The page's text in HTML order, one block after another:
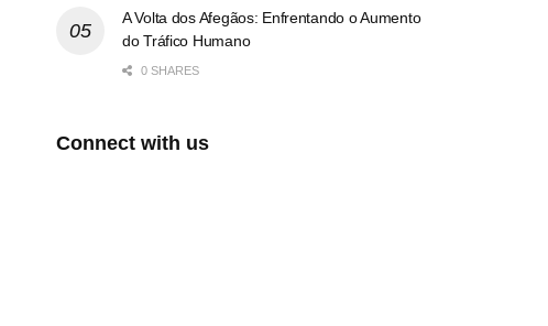
A Volta dos Afegãos: Enfrentando o Aumento
do Tráfico Humano
0 SHARES
Connect with us